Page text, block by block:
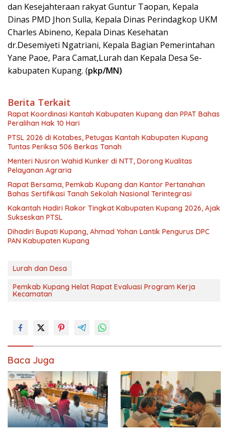
dan Kesejahteraan rakyat Guntur Taopan, Kepala
Dinas PMD Jhon Sulla, Kepala Dinas Perindagkop UKM
Charles Abineno, Kepala Dinas Kesehatan
dr.Desemiyeti Ngatriani, Kepala Bagian Pemerintahan
Yane Paoe, Para Camat,Lurah dan Kepala Desa Se-
kabupaten Kupang. (pkp/MN)
Berita Terkait
Rapat Koordinasi Kantah Kabupaten Kupang dan PPAT Bahas
Peralihan Hak 10 Hari
PTSL 2026 di Kotabes, Petugas Kantah Kabupaten Kupang
Tuntas Periksa 506 Berkas Tanah
Menteri Nusron Wahid Kunker di NTT, Dorong Kualitas
Pelayanan Agraria
Rapat Bersama, Pemkab Kupang dan Kantor Pertanahan
Bahas Sertifikasi Tanah Sekolah Nasional Terintegrasi
Kakantah Hadiri Rakor Tingkat Kabupaten Kupang 2026, Ajak
Sukseskan PTSL
Dihadiri Bupati Kupang, Ahmad Yohan Lantik Pengurus DPC
PAN Kabupaten Kupang
Lurah dan Desa
Pemkab Kupang Helat Rapat Evaluasi Program Kerja
Kecamatan
Baca Juga